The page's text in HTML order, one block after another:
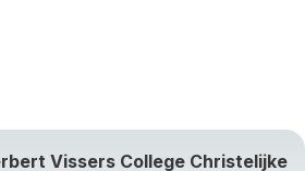
Vissers College Christelijke